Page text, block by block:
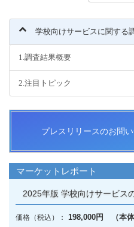
学校向けサービスに関する
1.調査結果概要
2.注目トピック
プレスリリースのお問
マーケットレポート
2025年版 学校向けサービス
198,000円 （本体